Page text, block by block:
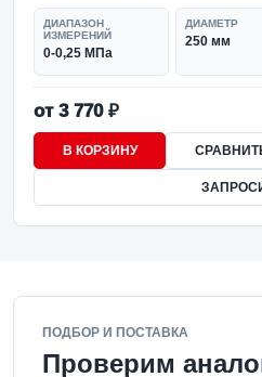
ДИАПАЗОН
ИЗМЕРЕНИЙ
0-0,25 МПа
ДИАМЕТР
250 мм
от 3 770 ₽
В КОРЗИНУ
ПОДБОР И ПОСТАВКА
Проверим